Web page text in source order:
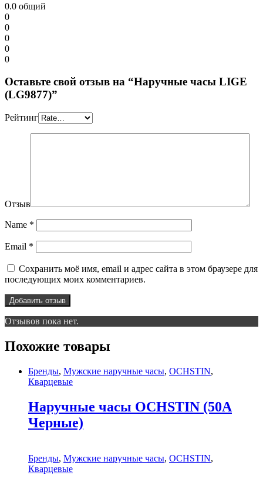
0.0 общий
0
0
0
0
0
Оставьте свой отзыв на “Наручные часы LIGE
(LG9877)”
Рейтинг
Отзыв
Name *
Email *
Сохранить моё имя, email и адрес сайта в этом браузере для
последующих моих комментариев.
Отзывов пока нет.
Похожие товары
Бренды, Мужские наручные часы, OCHSTIN,
Кварцевые
Наручные часы OCHSTIN (50A
Черные)
Бренды, Мужские наручные часы, OCHSTIN,
Кварцевые